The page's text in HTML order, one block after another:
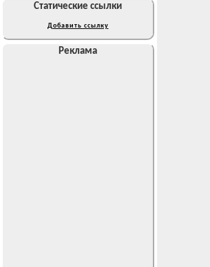
Статические ссылки
Добавить ссылку
Реклама